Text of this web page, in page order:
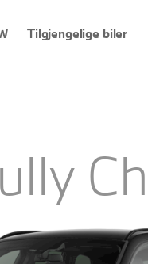
Tilgjengelige biler